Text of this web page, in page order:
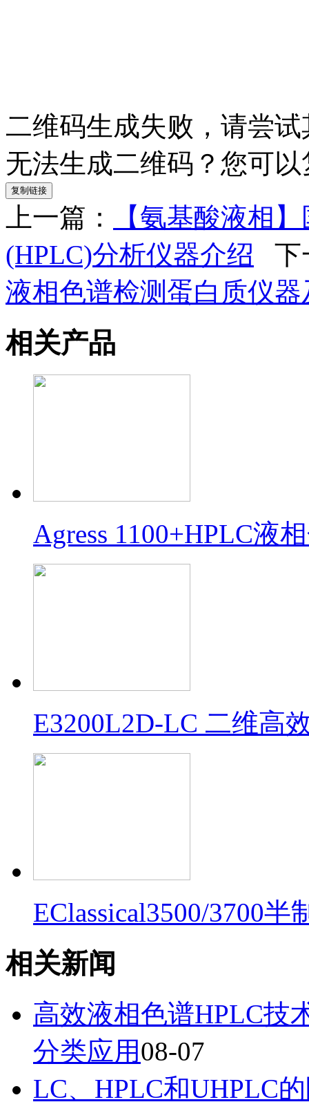
二维码生成失败，请尝
无法生成二维码？您可
复制链接
上一篇：
【氨基酸液相
(HPLC)分析仪器介绍 下
液相色谱检测蛋白质仪
相关产品
Agress 1100+HPLC液
E3200L2D-LC 二维高
EClassical3500/3700半
相关新闻
高效液相色谱HPLC技
分类应用08-07
LC、HPLC和UHPLC